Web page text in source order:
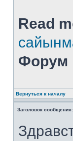
Read
Форум
Вернуться к началу
Заголовок сообщения: